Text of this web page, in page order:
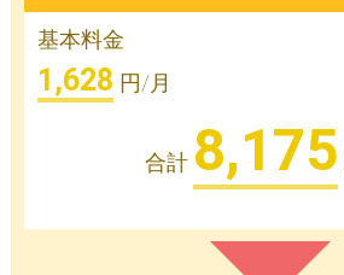
基本料金
1,628 円/月
合計 8,175